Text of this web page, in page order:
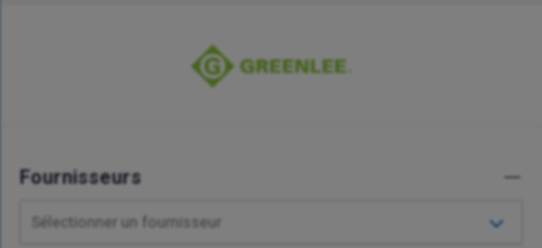
Fournisseurs
Sélectionner un fournisseur